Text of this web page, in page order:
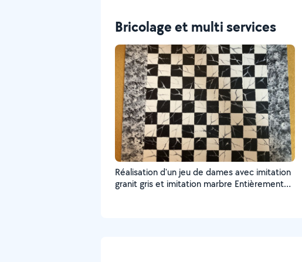
Bricolage et multi services
Réalisation d'un jeu de dames avec imitation
granit gris et imitation marbre Entièrement